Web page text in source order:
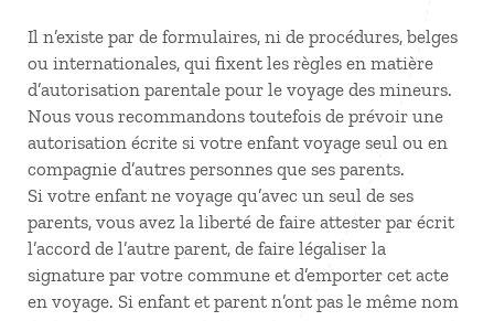
Il n’existe par de formulaires, ni de procédures, belges
ou internationales, qui fixent les règles en matière
d’autorisation parentale pour le voyage des mineurs.
Nous vous recommandons toutefois de prévoir une
autorisation écrite si votre enfant voyage seul ou en
compagnie d’autres personnes que ses parents.
Si votre enfant ne voyage qu’avec un seul de ses
parents, vous avez la liberté de faire attester par écrit
l’accord de l’autre parent, de faire légaliser la
signature par votre commune et d’emporter cet acte
en voyage. Si enfant et parent n’ont pas le même nom